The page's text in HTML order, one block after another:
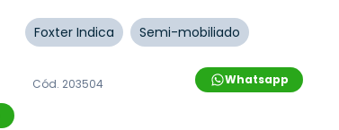
Foxter Indica Semi-mobiliado
Whatsapp
Cód. 203504